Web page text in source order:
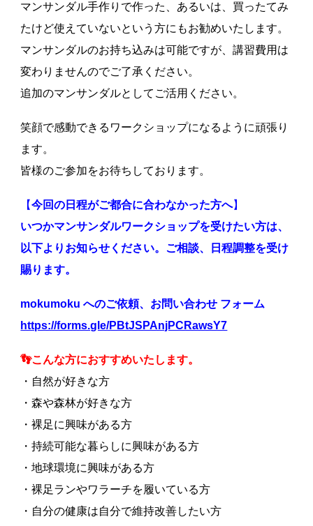
マンサンダル手作りで作った、あるいは、買ったてみ
たけど使えていないという方にもお勧めいたします。
マンサンダルのお持ち込みは可能ですが、講習費用は
変わりませんのでご了承ください。
追加のマンサンダルとしてご活用ください。
笑顔で感動できるワークショップになるように頑張り
ます。
皆様のご参加をお待ちしております。
【今回の日程がご都合に合わなかった方へ】
いつかマンサンダルワークショップを受けたい方は、
以下よりお知らせください。ご相談、日程調整を受け
賜ります。
mokumoku へのご依頼、お問い合わせ フォーム
https://forms.gle/PBtJSPAnjPCRawsY7
👣こんな方におすすめいたします。
・自然が好きな方
・森や森林が好きな方
・裸足に興味がある方
・持続可能な暮らしに興味がある方
・地球環境に興味がある方
・裸足ランやワラーチを履いている方
・自分の健康は自分で維持改善したい方